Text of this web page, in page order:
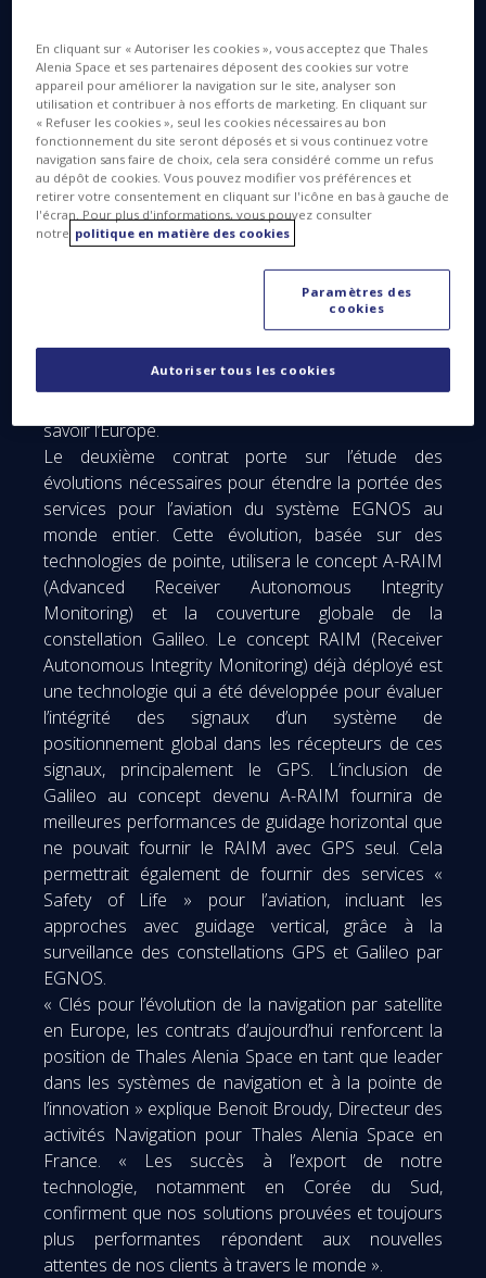
Overlay Service). Ces contrats, entièrement financés
dans le cadre du programme H2020 de la
Commission européenne, concernent les phases
d'études de l'évolution du système. Ils vont
permettre d’étudier et prototyper les évolutions
d’EGNOS, en s’appuyant sur l’expertise de Thales
Alenia Space, maître d’œuvre du programme depuis
plus de 25 ans.
Le premier contrat porte sur d’éventuelles
évolutions d’EGNOS pour le domaine de l’aviation,
visant à améliorer les performances pour
augmenter la sécurité des atterrissages dans des
conditions de visibilité très dégradées (passage de
CAT-I actuellement à CAT-II). Cette évolution se fera
savoir l’Europe.
Le deuxième contrat porte sur l’étude des
évolutions nécessaires pour étendre la portée des
services pour l’aviation du système EGNOS au
monde entier. Cette évolution, basée sur des
technologies de pointe, utilisera le concept A-RAIM
(Advanced Receiver Autonomous Integrity
Monitoring) et la couverture globale de la
constellation Galileo. Le concept RAIM (Receiver
Autonomous Integrity Monitoring) déjà déployé est
une technologie qui a été développée pour évaluer
l’intégrité des signaux d’un système de
positionnement global dans les récepteurs de ces
signaux, principalement le GPS. L’inclusion de
Galileo au concept devenu A-RAIM fournira de
meilleures performances de guidage horizontal que
ne pouvait fournir le RAIM avec GPS seul. Cela
permettrait également de fournir des services «
Safety of Life » pour l’aviation, incluant les
approches avec guidage vertical, grâce à la
surveillance des constellations GPS et Galileo par
EGNOS.
« Clés pour l’évolution de la navigation par satellite
en Europe, les contrats d’aujourd’hui renforcent la
position de Thales Alenia Space en tant que leader
dans les systèmes de navigation et à la pointe de
l’innovation » explique Benoit Broudy, Directeur des
activités Navigation pour Thales Alenia Space en
France. « Les succès à l’export de notre
technologie, notamment en Corée du Sud,
confirment que nos solutions prouvées et toujours
plus performantes répondent aux nouvelles
attentes de nos clients à travers le monde ».
En cliquant sur « Autoriser les cookies », vous acceptez que Thales
Alenia Space et ses partenaires déposent des cookies sur votre
appareil pour améliorer la navigation sur le site, analyser son
utilisation et contribuer à nos efforts de marketing. En cliquant sur
« Refuser les cookies », seul les cookies nécessaires au bon
fonctionnement du site seront déposés et si vous continuez votre
navigation sans faire de choix, cela sera considéré comme un refus
au dépôt de cookies. Vous pouvez modifier vos préférences et
retirer votre consentement en cliquant sur l'icône en bas à gauche de
l'écran. Pour plus d'informations, vous pouvez consulter
notre politique en matière des cookies
Paramètres des
cookies
Autoriser tous les cookies